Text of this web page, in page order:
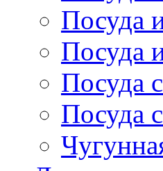
Посуда
Посуда
Посуда
Посуда